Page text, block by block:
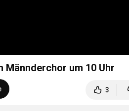
Männderchor um 10 Uhr
3